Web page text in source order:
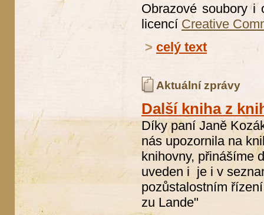
Obrazové soubory i
licencí Creative
> celý text
Aktuální zprávy
Další kniha z
Díky paní Janě
nás upozornila na
knihovny, přinášíme
uveden i je i v
pozůstalostním
zu Lande"